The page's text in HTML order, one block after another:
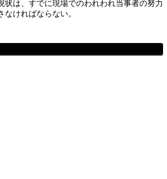
は、すでに現場でのわれわれ当事者の努力
ければならない。